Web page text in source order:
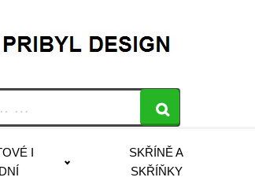
I
SKŘÍNĚ A
SKŘÍŇKY